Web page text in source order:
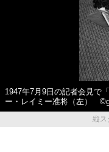
1947年7月9日の記者会見で
ー・レイミー准将（左）
縦ス